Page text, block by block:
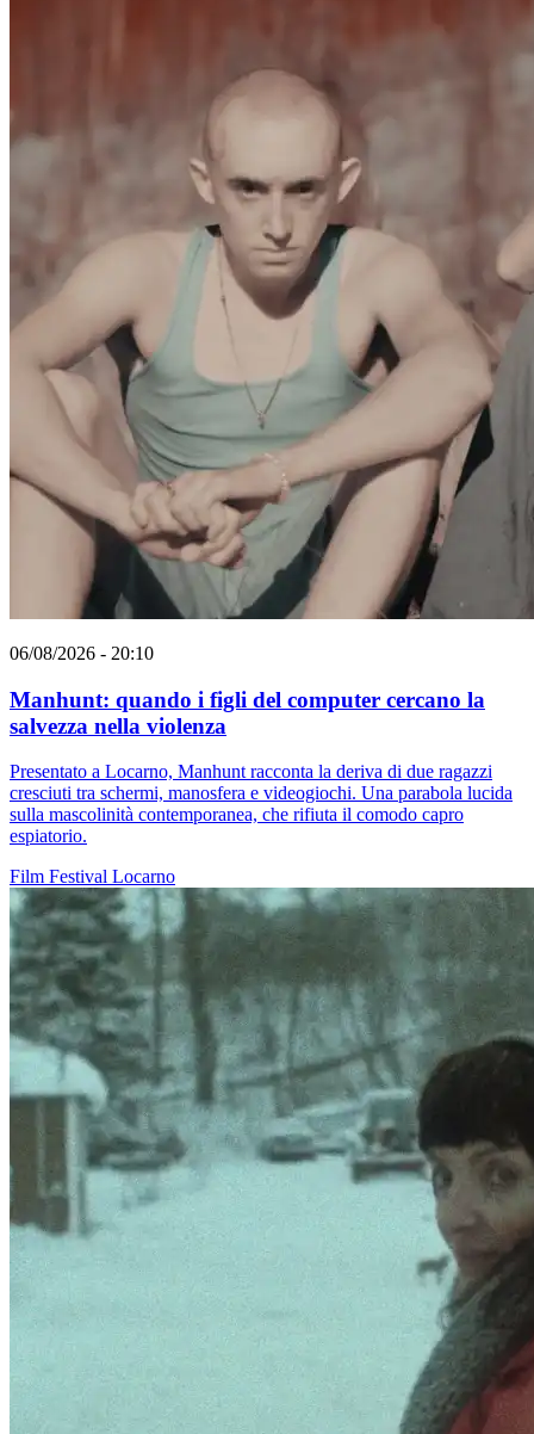
06/08/2026 - 20:10
Manhunt: quando i figli del computer cercano la
salvezza nella violenza
Presentato a Locarno, Manhunt racconta la deriva di due ragazzi
cresciuti tra schermi, manosfera e videogiochi. Una parabola lucida
sulla mascolinità contemporanea, che rifiuta il comodo capro
espiatorio.
Film Festival Locarno